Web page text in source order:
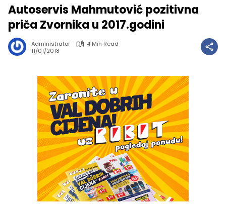
Autoservis Mahmutović pozitivna
priča Zvornika u 2017.godini
Administrator
4 Min Read
11/01/2018